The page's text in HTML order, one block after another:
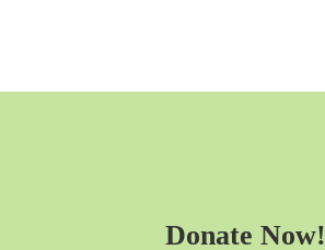
Donate Now!